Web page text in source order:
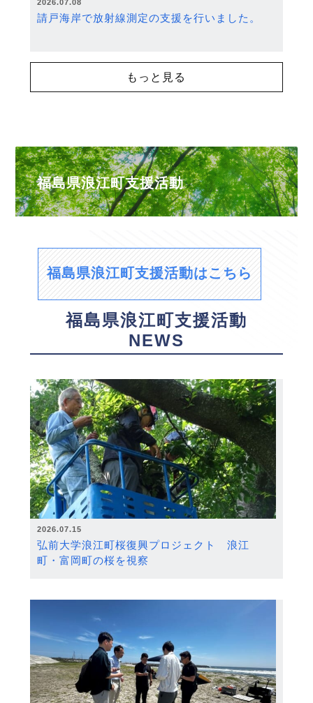
2026.07.08
請戸海岸で放射線測定の支援を行いました。
もっと見る
福島県浪江町支援活動
福島県浪江町支援活動はこちら
福島県浪江町支援活動
NEWS
2026.07.15
弘前大学浪江町桜復興プロジェクト 浪江
町・富岡町の桜を視察